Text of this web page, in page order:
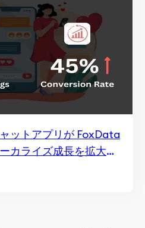
ットアプリが FoxData
カライズ成長を拡大し